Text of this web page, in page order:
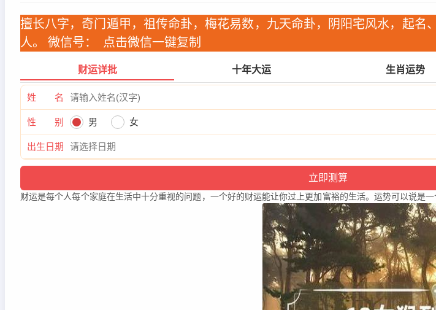
擅长八字，奇门遁甲，祖传命卦，梅花易数，九天命卦，阴阳宅风水，起名
人。 微信号：
点击微信一键复制
财运详批 十年大运 生肖运势
姓 名
性 别 男 女
出生日期
财运是每个人每个家庭在生活中十分重视的问题，一个好的财运能让你过上更加富裕的生活。运势可以说是